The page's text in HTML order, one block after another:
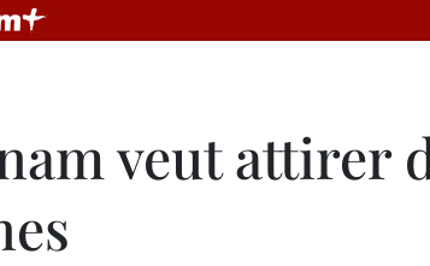
veut attirer